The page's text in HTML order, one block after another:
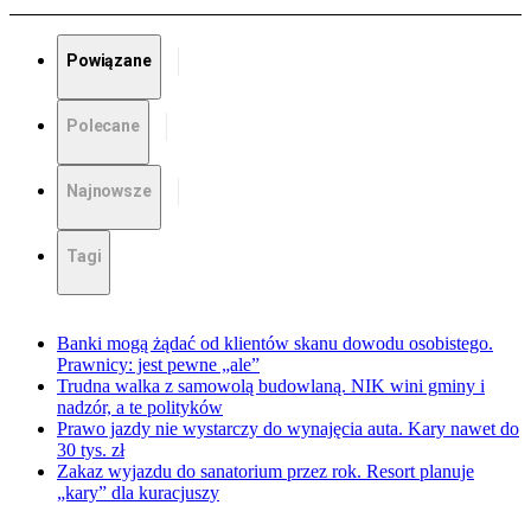
Powiązane
Polecane
Najnowsze
Tagi
Banki mogą żądać od klientów skanu dowodu osobistego.
Prawnicy: jest pewne „ale”
Trudna walka z samowolą budowlaną. NIK wini gminy i
nadzór, a te polityków
Prawo jazdy nie wystarczy do wynajęcia auta. Kary nawet do
30 tys. zł
Zakaz wyjazdu do sanatorium przez rok. Resort planuje
„kary” dla kuracjuszy